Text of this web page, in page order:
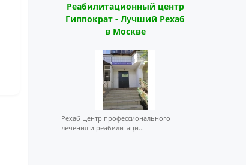
Реабилитационный центр
Гиппократ - Лучший Рехаб
в Москве
Рехаб Центр профессионального
лечения и реабилитаци...